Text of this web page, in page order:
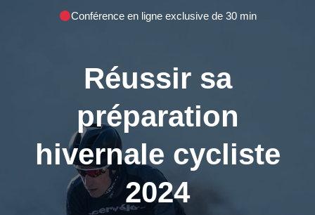
Conférence en ligne exclusive de 30 min
Réussir sa
préparation
hivernale cycliste
2024